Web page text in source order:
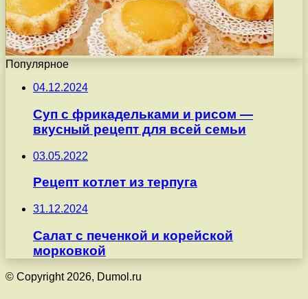
Популярное
04.12.2024
Суп с фрикадельками и рисом —
вкусный рецепт для всей семьи
03.05.2022
Рецепт котлет из терпуга
31.12.2024
Салат с печенкой и корейской
морковкой
© Copyright 2026, Dumol.ru